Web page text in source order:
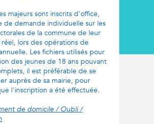
majeurs sont inscrits d'office,
de demande individuelle sur les
de la commune de leur
lors des opérations de
Les fichiers utilisés pour
des jeunes de 18 ans pouvant
il est préférable de se
auprès de sa mairie, pour
l'inscription a été effectuée.
de domicile / Oubli /